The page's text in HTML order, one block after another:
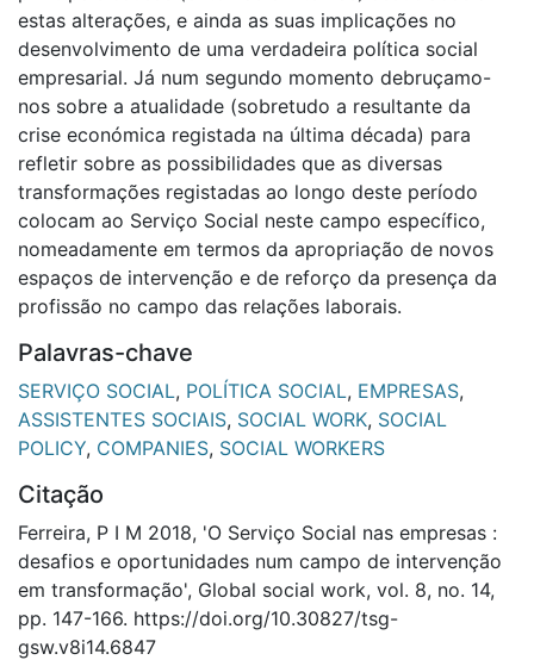
estas alterações, e ainda as suas implicações no
desenvolvimento de uma verdadeira política social
empresarial. Já num segundo momento debruçamo-
nos sobre a atualidade (sobretudo a resultante da
crise económica registada na última década) para
refletir sobre as possibilidades que as diversas
transformações registadas ao longo deste período
colocam ao Serviço Social neste campo específico,
nomeadamente em termos da apropriação de novos
espaços de intervenção e de reforço da presença da
profissão no campo das relações laborais.
Palavras-chave
SERVIÇO SOCIAL, POLÍTICA SOCIAL, EMPRESAS,
ASSISTENTES SOCIAIS, SOCIAL WORK, SOCIAL
POLICY, COMPANIES, SOCIAL WORKERS
Citação
Ferreira, P I M 2018, 'O Serviço Social nas empresas :
desafios e oportunidades num campo de intervenção
em transformação', Global social work, vol. 8, no. 14,
pp. 147-166. https://doi.org/10.30827/tsg-
gsw.v8i14.6847